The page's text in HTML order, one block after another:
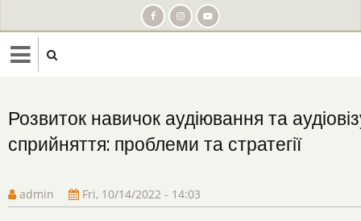
to
main
content
Розвиток навичок аудіювання та
сприйняття: проблеми та стратегії
admin Fri, 10/14/2022 - 14:03